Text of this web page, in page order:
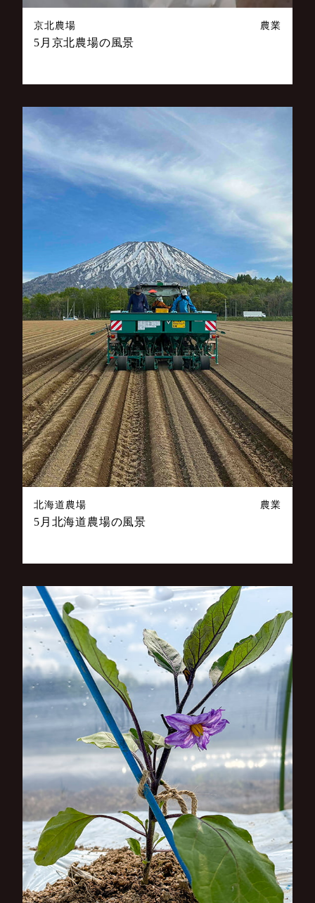
京北農場 農業
5月京北農場の風景
北海道農場 農業
5月北海道農場の風景